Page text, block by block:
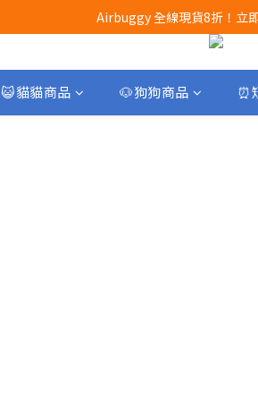
Airbuggy 全線現貨8折！立
Airbuggy 全線現貨8折！立
CURLI瑞士狗帶全款式3折
買任何獅子砂可享半價加購
Airbuggy 全線現貨8折！立
😺貓貓商品 🐶狗狗商品 ⏰